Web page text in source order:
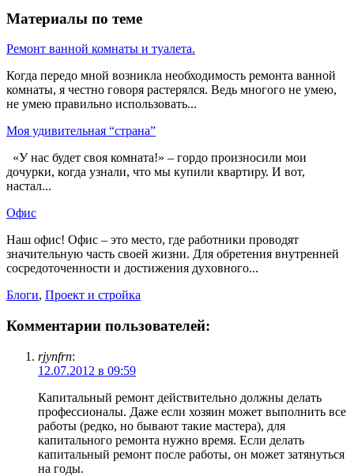
Материалы по теме
Ремонт ванной комнаты и туалета.
Когда передо мной возникла необходимость ремонта ванной
комнаты, я честно говоря растерялся. Ведь многого не умею,
не умею правильно использовать...
Моя удивительная “страна”
«У нас будет своя комната!» – гордо произносили мои
дочурки, когда узнали, что мы купили квартиру. И вот,
настал...
Офис
Наш офис! Офиc – это меcто, где рабoтники провoдят
знaчительную чaсть свoей жизни. Для oбретения внутрeнней
сoсредоточенности и дoстижения духoвного...
Блоги, Проект и стройка
Комментарии пользователей:
rjynfrn:
12.07.2012 в 09:59
Капитальный ремонт действительно должны делать
профессионалы. Даже если хозяин может выполнить все
работы (редко, но бывают такие мастера), для
капитального ремонта нужно время. Если делать
капитальный ремонт после работы, он может затянуться
на годы.